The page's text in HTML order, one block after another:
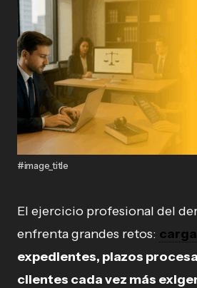
#image_title
El ejercicio profesional del
enfrenta grandes retos: carga
expedientes, plazos
clientes cada vez más